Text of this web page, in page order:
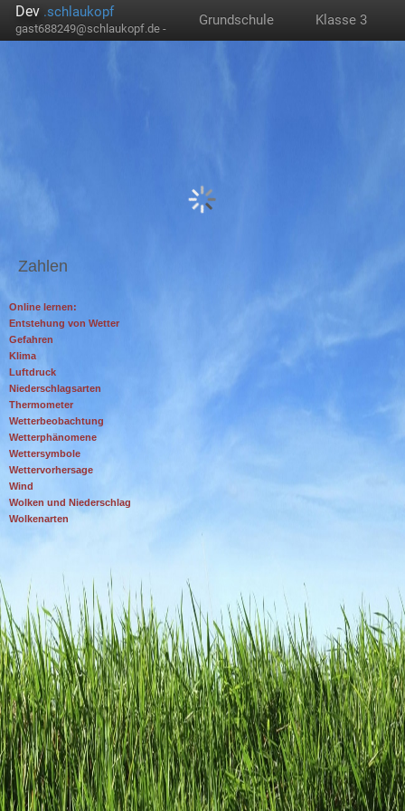
Dev .schlaukopf
gast688249@schlaukopf.de -
Grundschule Klasse 3
Zahlen
Online lernen:
Entstehung von Wetter
Gefahren
Klima
Luftdruck
Niederschlagsarten
Thermometer
Wetterbeobachtung
Wetterphänomene
Wettersymbole
Wettervorhersage
Wind
Wolken und Niederschlag
Wolkenarten